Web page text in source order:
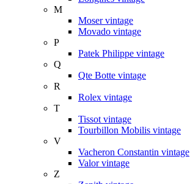
M
Moser vintage
Movado vintage
P
Patek Philippe vintage
Q
Qte Botte vintage
R
Rolex vintage
T
Tissot vintage
Tourbillon Mobilis vintage
V
Vacheron Constantin vintage
Valor vintage
Z